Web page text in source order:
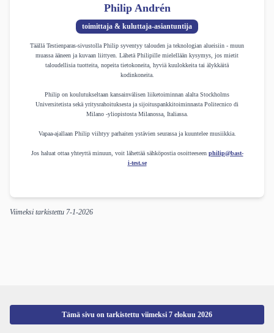
Philip Andrén
toimittaja & kuluttaja-asiantuntija
Täällä Testienparas-sivustolla Philip syventyy talouden ja teknologian alueisiin - muun
muassa ääneen ja kuvaan liittyen. Lähetä Philipille mielellään kysymys, jos mietit
taloudellisia tuotteita, nopeita tietokoneita, hyviä kuulokkeita tai älykkäitä
kodinkoneita.
Philip on koulutukseltaan kansainvälisen liiketoiminnan alalta Stockholms
Universitetista sekä yritysrahoituksesta ja sijoituspankkitoiminnasta Politecnico di
Milano -yliopistosta Milanossa, Italiassa.
Vapaa-ajallaan Philip viihtyy parhaiten ystävien seurassa ja kuuntelee musiikkia.
Jos haluat ottaa yhteyttä minuun, voit lähettää sähköpostia osoitteeseen philip@bast-
i-test.se
Viimeksi tarkistettu 7-1-2026
Tämä sivu on tarkistettu viimeksi 7 elokuu 2026